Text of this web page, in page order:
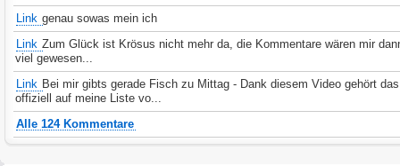
Link genau sowas mein ich
Link Zum Glück ist Krösus nicht mehr da, die Kommentare wären mir
viel gewesen...
Link Bei mir gibts gerade Fisch zu Mittag - Dank diesem Video gehört
offiziell auf meine Liste vo...
Alle 124 Kommentare